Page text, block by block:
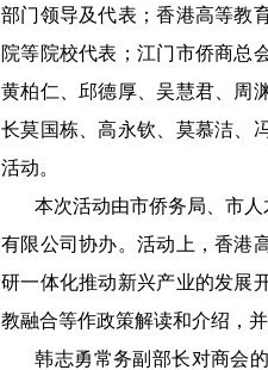
部门领导及代表；香港高等教
院等院校代表；江门市侨商总
黄柏仁、邱德厚、吴慧君、周
长莫国栋、高永钦、莫慕洁、
活动。
本次活动由市侨务局、市
有限公司协办。活动上，香港
研一体化推动新兴产业的发展
教融合等作政策解读和介绍，
韩志勇常务副部长对商会